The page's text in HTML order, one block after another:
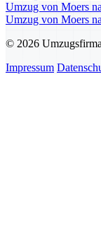
Umzug von Moers
Umzug von Moers
© 2026
Impressum